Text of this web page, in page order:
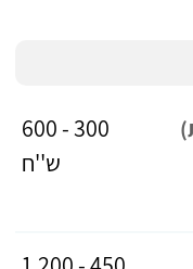
300 - 600
ש''ח